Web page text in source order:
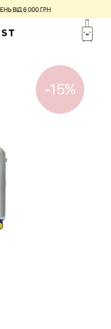
ВІД 6 000 ГРН
-15%